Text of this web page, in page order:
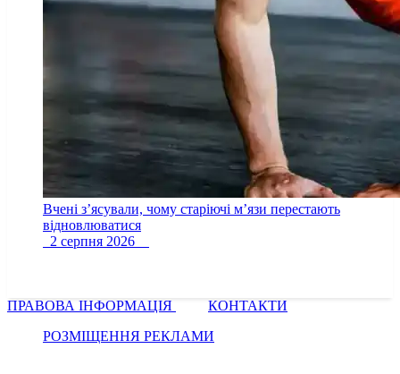
Вчені з’ясували, чому старіючі м’язи перестають
відновлюватися
2 серпня 2026
ПРАВОВА ІНФОРМАЦІЯ
КОНТАКТИ
РОЗМІЩЕННЯ РЕКЛАМИ